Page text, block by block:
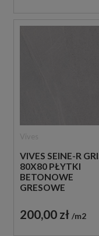
VIVES SEINE-R
80X80 PŁYTKI
BETONOWE
GRESOWE
200,00 zł m2